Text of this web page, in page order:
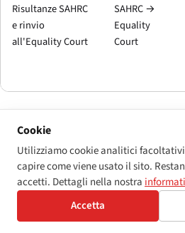
Risultanze SAHRC
e rinvio
all'Equality Court
SAHRC →
Equality
Court
PEPUDA (senza massimale)
La giurisdizione risarcitoria dell'
PEPUDA s.21(2)(d) e (e) è aperta. I
materie riguardanti la disabilità
quando la condotta discriminatoria
Cookie
Utilizziamo cookie analitici
capire come viene usato il sito.
accetti. Dettagli nella nostra
Accetta